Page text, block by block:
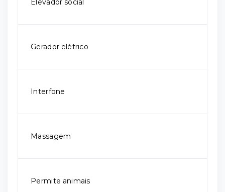
Elevador social
Gerador elétrico
Interfone
Massagem
Permite animais